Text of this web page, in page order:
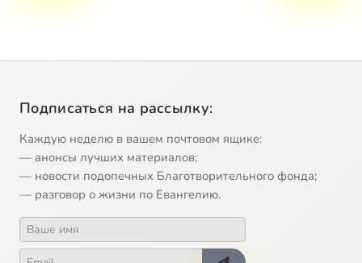
Подписаться на рассылку:
Каждую неделю в вашем почтовом ящике:
— анонсы лучших материалов;
— новости подопечных Благотворительного фонда;
— разговор о жизни по Евангелию.